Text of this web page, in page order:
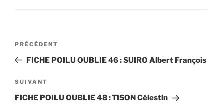
Navigation
l’article
Article
précédent
PRÉCÉDENT
FICHE POILU OUBLIE 46 : SUIRO Albert François
Article
suivant
SUIVANT
FICHE POILU OUBLIE 48 : TISON Célestin